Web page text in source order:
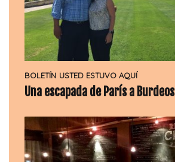
BOLETÍN USTED ESTUVO AQUÍ
Una escapada de París a Burdeos